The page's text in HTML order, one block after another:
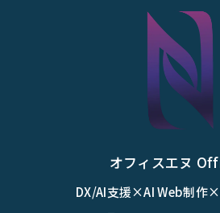
オフィスエヌ
DX/AI支援×AI Web制作